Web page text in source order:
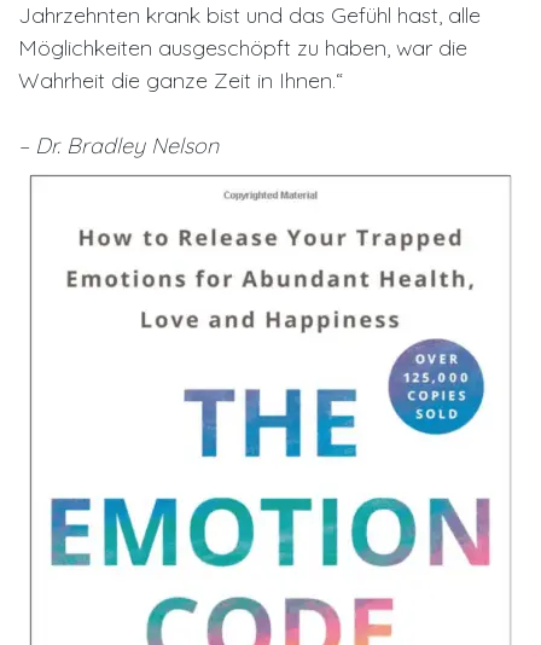
Jahrzehnten krank bist und das Gefühl hast, alle
Möglichkeiten ausgeschöpft zu haben, war die
Wahrheit die ganze Zeit in Ihnen.“
– Dr. Bradley Nelson